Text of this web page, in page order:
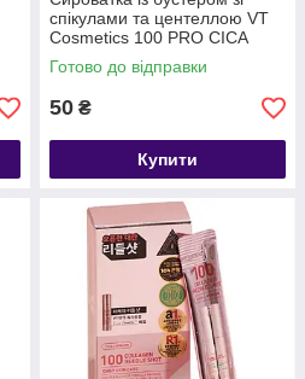
спікулами та центеллою VT
Cosmetics 100 PRO CICA
REEDLE SHOT 2ml
Готово до відправки
50 ₴
Купити